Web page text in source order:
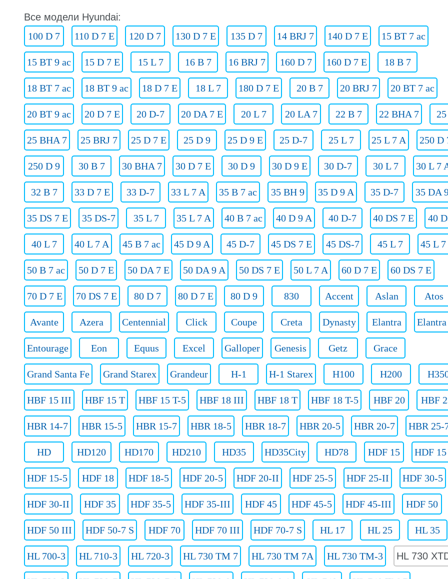
Все модели Hyundai:
100 D 7
110 D 7 E 120 D 7 130 D 7 E 135 D 7 14 BRJ 7 140 D 7 E 15 BT 7 ac
15 BT 9 ac 15 D 7 E 15 L 7 16 B 7 16 BRJ 7 160 D 7 160 D 7 E 18 B 7
18 BT 7 ac 18 BT 9 ac 18 D 7 E 18 L 7 180 D 7 E 20 B 7 20 BRJ 7 20 BT 7 ac
20 BT 9 ac 20 D 7 E 20 D-7 20 DA 7 E 20 L 7 20 LA 7 22 B 7 22 BHA 7
25 BHA 7 25 BRJ 7 25 D 7 E 25 D 9 25 D 9 E 25 D-7 25 L 7 25 L 7 A 250 D
250 D 9 30 B 7 30 BHA 7 30 D 7 E 30 D 9 30 D 9 E 30 D-7 30 L 7 30 L 7
32 B 7 33 D 7 E 33 D-7 33 L 7 A 35 B 7 ac 35 BH 9 35 D 9 A 35 D-7 35 DA
35 DS 7 E 35 DS-7 35 L 7 35 L 7 A 40 B 7 ac 40 D 9 A 40 D-7 40 DS 7 E 40
40 L 7 40 L 7 A 45 B 7 ac 45 D 9 A 45 D-7 45 DS 7 E 45 DS-7 45 L 7 45 L 7
50 B 7 ac 50 D 7 E 50 DA 7 E 50 DA 9 A 50 DS 7 E 50 L 7 A 60 D 7 E 60 DS 7 E
70 D 7 E 70 DS 7 E 80 D 7 80 D 7 E 80 D 9 830 Accent Aslan Atos
Avante Azera Centennial Click Coupe Creta Dynasty Elantra
Entourage Eon Equus Excel Galloper Genesis Getz Grace
Grand Santa Fe Grand Starex Grandeur H-1 H-1 Starex H100 H200
HBF 15 III HBF 15 T HBF 15 T-5 HBF 18 III HBF 18 T HBF 18 T-5 HBF 20 HBF
HBR 14-7 HBR 15-5 HBR 15-7 HBR 18-5 HBR 18-7 HBR 20-5 HBR 20-7 HBR 25-
HD HD120 HD170 HD210 HD35 HD35City HD78 HDF 15 HDF
HDF 15-5 HDF 18 HDF 18-5 HDF 20-5 HDF 20-II HDF 25-5 HDF 25-II HDF 30-5
HDF 30-II HDF 35 HDF 35-5 HDF 35-III HDF 45 HDF 45-5 HDF 45-III HDF 50
HDF 50 III HDF 50-7 S HDF 70 HDF 70 III HDF 70-7 S HL 17 HL 25 HL 35
HL 700-3 HL 710-3 HL 720-3 HL 730 TM 7 HL 730 TM 7A HL 730 TM-3 HL 730